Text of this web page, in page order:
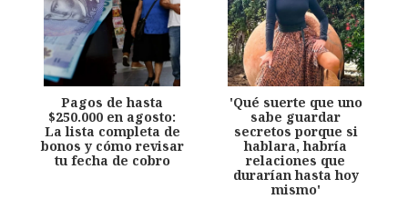
Pagos de hasta
$250.000 en agosto:
La lista completa de
bonos y cómo revisar
tu fecha de cobro
'Qué suerte que uno
sabe guardar
secretos porque si
hablara, habría
relaciones que
durarían hasta hoy
mismo'